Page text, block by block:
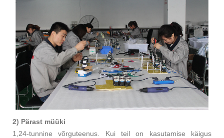
2) Pärast müüki
1,24-tunnine võrguteenus. Kui teil on kasutamise käigus